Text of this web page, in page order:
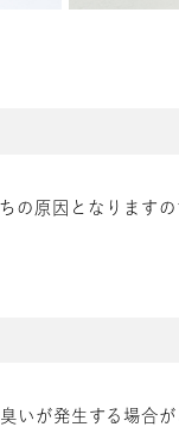
の原因となります
いが発生する場合が